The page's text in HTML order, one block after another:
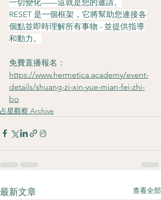
一切變化——這就是您的邀請。
RESET 是一個框架，它將幫助您連接各
個點並即時理解所有事物 - 並提供指導
和動力。
免費直播報名：
https://www.hermetica.academy/event-
details/shuang-zi-xin-yue-mian-fei-zhi-
bo
占星觀察 Archive
最新文章 查看全部